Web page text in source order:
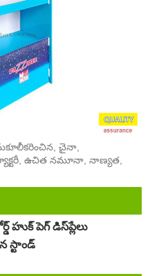
చైనా,
ఉచిత నమూనా, నాణ్యత,
హుక్ పెగ్ డిస్‌ప్లేలు
స్టాండ్